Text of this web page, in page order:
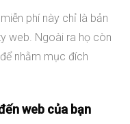
phí này chỉ là bản
web. Ngoài ra họ còn
nhằm mục đích
web của bạn